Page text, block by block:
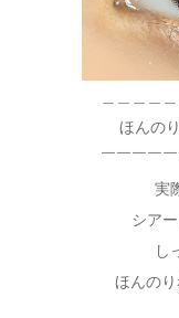
ほんの
￣￣￣￣
実
シア
し
ほんの